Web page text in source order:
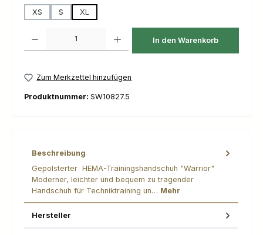
XS
S XL
In den Warenkorb
Zum Merkzettel hinzufügen
Produktnummer: SW10827.5
Beschreibung
Gepolsterter HEMA-Trainingshandschuh "Warrior"
Moderner, leichter und bequem zu tragender
Handschuh für Techniktraining un… Mehr
Hersteller